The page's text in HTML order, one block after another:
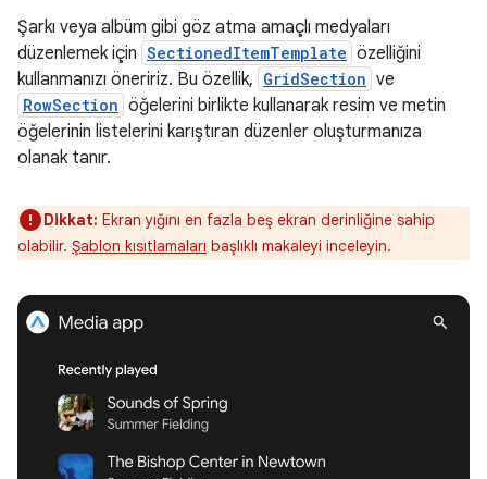
Şarkı veya albüm gibi göz atma amaçlı medyaları
düzenlemek için SectionedItemTemplate özelliğini
kullanmanızı öneririz. Bu özellik, GridSection ve
RowSection öğelerini birlikte kullanarak resim ve metin
öğelerinin listelerini karıştıran düzenler oluşturmanıza
olanak tanır.
Dikkat: Ekran yığını en fazla beş ekran derinliğine sahip
olabilir. Şablon kısıtlamaları başlıklı makaleyi inceleyin.